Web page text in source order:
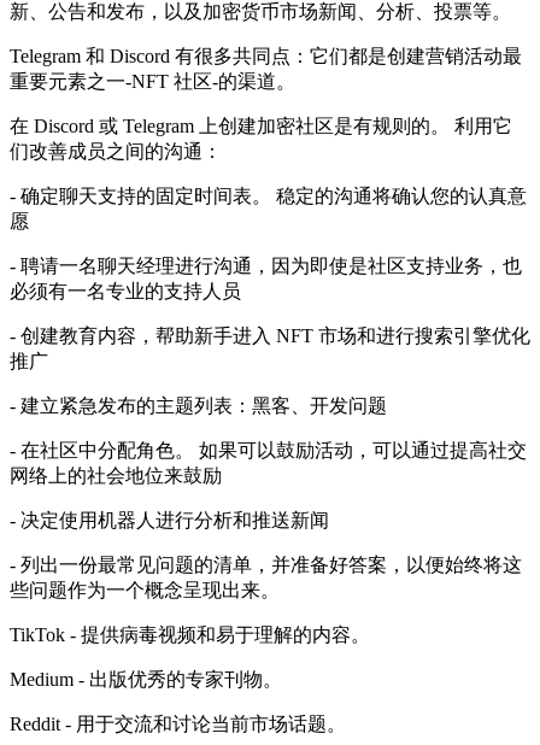
新、公告和发布，以及加密货币市场新闻、分析、投票等。
Telegram 和 Discord 有很多共同点：它们都是创建营销活动最
重要元素之一-NFT 社区-的渠道。
在 Disсord 或 Telegram 上创建加密社区是有规则的。 利用它
们改善成员之间的沟通：
- 确定聊天支持的固定时间表。 稳定的沟通将确认您的认真意
愿
- 聘请一名聊天经理进行沟通，因为即使是社区支持业务，也
必须有一名专业的支持人员
- 创建教育内容，帮助新手进入 NFT 市场和进行搜索引擎优化
推广
- 建立紧急发布的主题列表：黑客、开发问题
- 在社区中分配角色。 如果可以鼓励活动，可以通过提高社交
网络上的社会地位来鼓励
- 决定使用机器人进行分析和推送新闻
- 列出一份最常见问题的清单，并准备好答案，以便始终将这
些问题作为一个概念呈现出来。
TikTok - 提供病毒视频和易于理解的内容。
Medium - 出版优秀的专家刊物。
Reddit - 用于交流和讨论当前市场话题。